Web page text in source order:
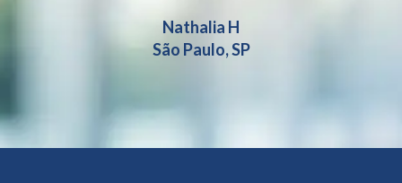
Nathalia H
São Paulo, SP